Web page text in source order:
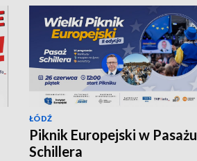
ŁÓDŹ
Piknik Europejski w Pasażu
Schillera